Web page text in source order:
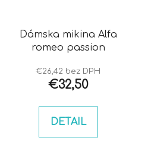
Dámska mikina Alfa
romeo passion
€26,42 bez DPH
€32,50
DETAIL